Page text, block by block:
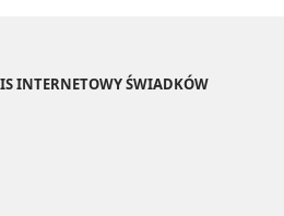
INTERNETOWY ŚWIADKÓW